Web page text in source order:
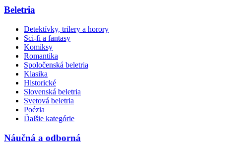
Beletria
Detektívky, trilery a horory
Sci-fi a fantasy
Komiksy
Romantika
Spoločenská beletria
Klasika
Historické
Slovenská beletria
Svetová beletria
Poézia
Ďalšie kategórie
Náučná a odborná